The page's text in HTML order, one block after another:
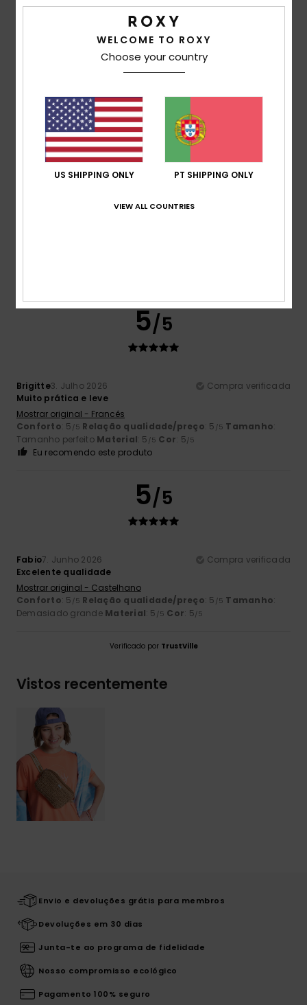
2026
50% dos nossos clientes recomendam este
Conforto
Relação qualidade/preço
Tamanho
Material
5/5
Brigitte3. Julho 2026
Compra verificada
Muito prática e leve
Mostrar original - Francês
Conforto: 5 /5 Relação qualidade/preço: 5 /5 Tamanho:
Tamanho perfeito Material: 5 /5 Cor: 5/5
Eu recomendo este produto
5/5
Fabio7. Junho 2026
Compra verificada
Excelente qualidade
Mostrar original - Castelhano
Conforto: 5 /5 Relação qualidade/preço: 5 /5 Tamanho:
Demasiado grande Material: 5 /5 Cor: 5/5
Verificado por TrustVille
Vistos recentemente
Envio e devoluções grátis para membros
Devoluções em 30 dias
Junta-te ao programa de fidelidade
Nosso compromisso ecológico
Pagamento 100% seguro
WELCOME TO ROXY
Choose your country
US SHIPPING ONLY PT SHIPPING ONLY
VIEW ALL COUNTRIES